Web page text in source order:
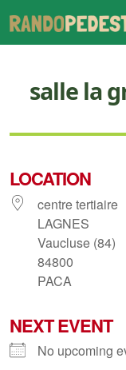
salle la
LOCATION
centre tertiaire
LAGNES
Vaucluse (84)
84800
PACA
NEXT EVENT
No upcoming